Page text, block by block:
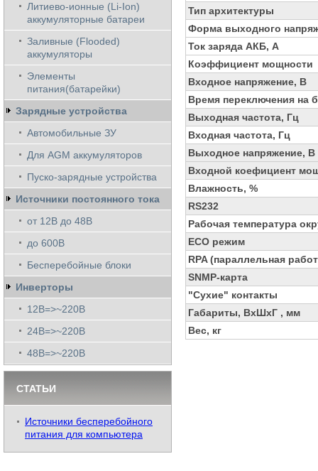
Тип архитектуры
Форма выходного
Ток заряда АКБ, А
Коэффициент мощности
Входное напряжение, В
Время переключения на
Выходная частота, Гц
Входная частота, Гц
Выходное напряжение, В
Входной коефициент
Влажность, %
RS232
Рабочая температура
ECO режим
RPA (параллельная
SNMP-карта
"Сухие" контакты
Габариты, ВхШхГ , мм
Вес, кг
Литиево-ионные (Li-Ion)
аккумуляторные батареи
Заливные (Flooded)
аккумуляторы
Элементы
питания(батарейки)
Зарядные устройства
Автомобильные ЗУ
Для AGM аккумуляторов
Пуско-зарядные устройства
Источники постоянного тока
от 12В до 48В
до 600В
Бесперебойные блоки
Инверторы
12В=>~220В
24В=>~220В
48В=>~220В
СТАТЬИ
Источники бесперебойного
питания для компьютера